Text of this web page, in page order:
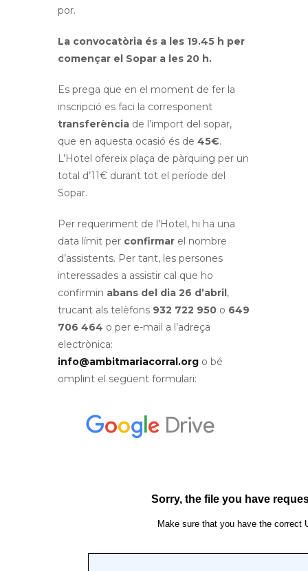
por.
La convocatòria és a les 19.45 h per
començar el Sopar a les 20 h.
Es prega que en el moment de fer la
inscripció es faci la corresponent
transferència de l’import del sopar,
que en aquesta ocasió és de 45€.
L’Hotel ofereix plaça de pàrquing per un
total d’11€ durant tot el període del
Sopar.
Per requeriment de l’Hotel, hi ha una
data límit per confirmar el nombre
d’assistents. Per tant, les persones
interessades a assistir cal que ho
confirmin abans del dia 26 d’abril,
trucant als telèfons 932 722 950 o 649
706 464 o per e-mail a l’adreça
electrònica:
info@ambitmariacorral.org o bé
omplint el següent formulari: